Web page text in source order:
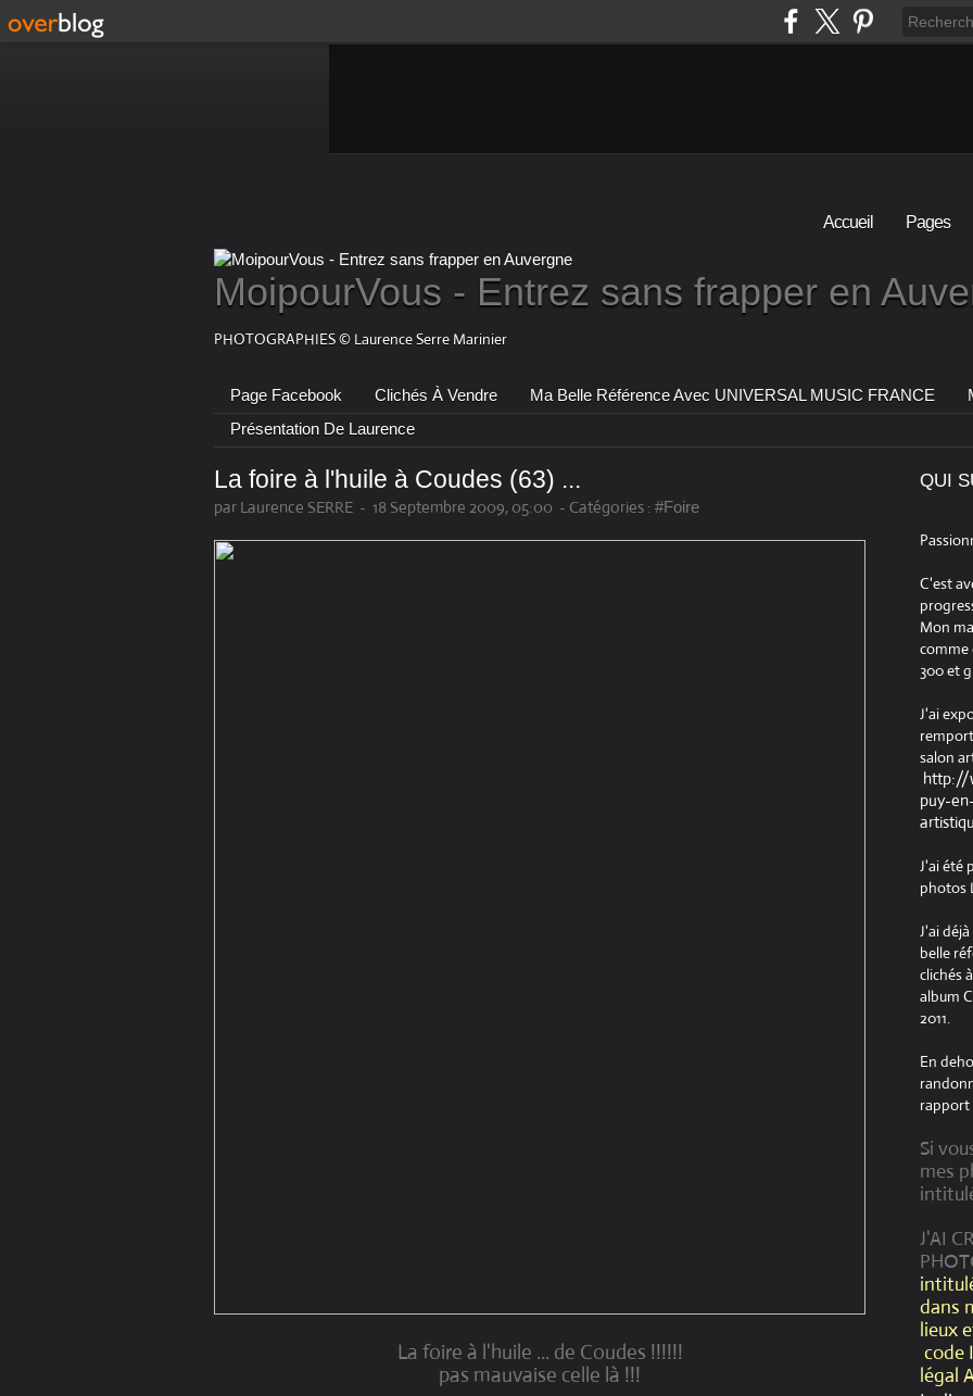
Accueil Pages
MoipourVous - Entrez sans frapper en
PHOTOGRAPHIES © Laurence Serre Marinier
Page Facebook Clichés À Vendre Ma Belle Référence Avec UNIVERSAL MUSIC FRANCE
Présentation De Laurence
La foire à l'huile à Coudes (63) ...
par Laurence SERRE - 18 Septembre 2009, 05:00 - Catégories : #Foire
La foire à l'huile ... de Coudes !!!!!!
pas mauvaise celle là !!!
QUI
C'est
Mon
comme
300 et
J'ai
salon
http://
puy-
J'ai été
photos
J'ai
belle
clichés
album
2011.
En
rapport
Si
mes
J'AI
dans
lieux
code
légal